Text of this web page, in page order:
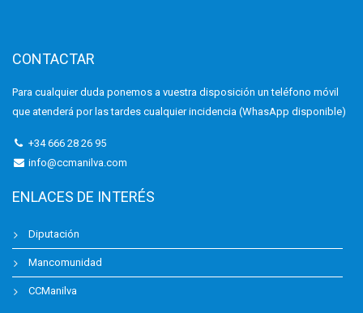
CONTACTAR
Para cualquier duda ponemos a vuestra disposición un teléfono móvil
que atenderá por las tardes cualquier incidencia (WhasApp disponible)
+34 666 28 26 95
info@ccmanilva.com
ENLACES DE INTERÉS
Diputación
Mancomunidad
CCManilva